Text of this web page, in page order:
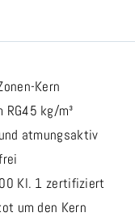
Kern
RG45 kg/m³
atmungsaktiv
Kl. 1 zertifiziert
um den Kern